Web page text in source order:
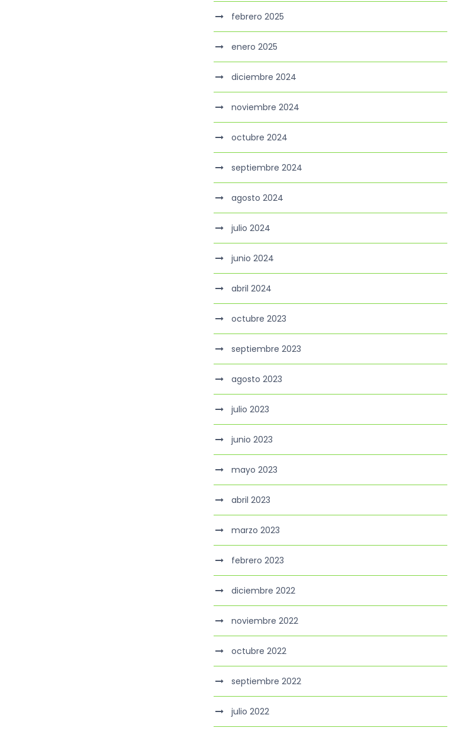
febrero 2025
enero 2025
diciembre 2024
noviembre 2024
octubre 2024
septiembre 2024
agosto 2024
julio 2024
junio 2024
abril 2024
octubre 2023
septiembre 2023
agosto 2023
julio 2023
junio 2023
mayo 2023
abril 2023
marzo 2023
febrero 2023
diciembre 2022
noviembre 2022
octubre 2022
septiembre 2022
julio 2022